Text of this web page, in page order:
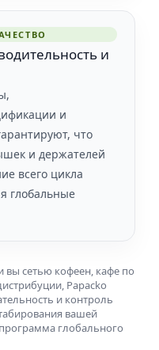
и
и
что
и держателей
всего цикла
глобальные
вы сетью кофеен, кафе по
Papacko
и контроль
вашей
программа глобального